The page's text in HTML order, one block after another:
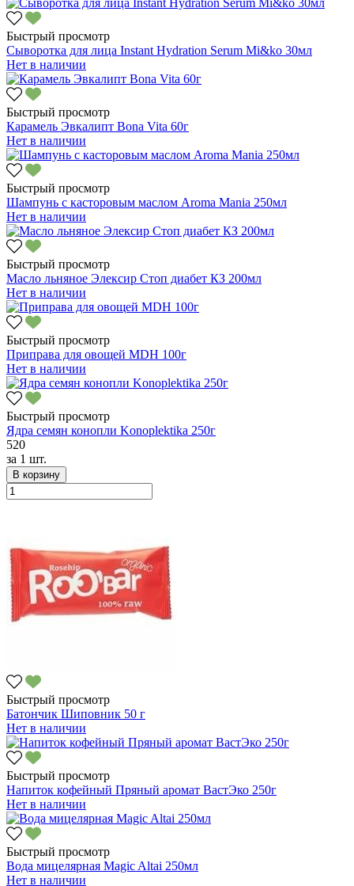
Быстрый просмотр
Сыворотка для лица Instant Hydration Serum Mi&ko 30мл
Нет в наличии
Быстрый просмотр
Карамель Эвкалипт Bona Vita 60г
Нет в наличии
Быстрый просмотр
Шампунь с касторовым маслом Aroma Mania 250мл
Нет в наличии
Быстрый просмотр
Масло льняное Элексир Стоп диабет КЗ 200мл
Нет в наличии
Быстрый просмотр
Приправа для овощей MDH 100г
Нет в наличии
Быстрый просмотр
Ядра семян конопли Konoplektika 250г
520
за 1 шт.
В корзину
Быстрый просмотр
Батончик Шиповник 50 г
Нет в наличии
Быстрый просмотр
Напиток кофейный Пряный аромат ВастЭко 250г
Нет в наличии
Быстрый просмотр
Вода мицелярная Magic Altai 250мл
Нет в наличии